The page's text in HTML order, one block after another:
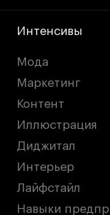
Интенсивы
Мода
Маркетинг
Контент
Иллюстрация
Диджитал
Интерьер
Лайфстайл
Навыки